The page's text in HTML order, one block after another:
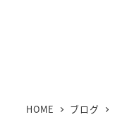
HOME ブログ